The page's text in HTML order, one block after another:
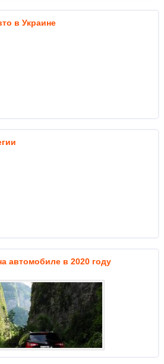
в Украине
автомобиле в 2020 году